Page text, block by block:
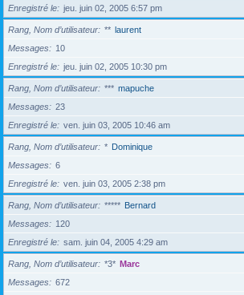
Enregistré le
jeu. juin 02, 2005 6:57 pm
Rang, Nom d’utilisateur ** laurent
Messages
10
Enregistré le
jeu. juin 02, 2005 10:30 pm
Rang, Nom d’utilisateur *** mapuche
Messages
23
Enregistré le
ven. juin 03, 2005 10:46 am
Rang, Nom d’utilisateur * Dominique
Messages
6
Enregistré le
ven. juin 03, 2005 2:38 pm
Rang, Nom d’utilisateur ***** Bernard
Messages
120
Enregistré le
sam. juin 04, 2005 4:29 am
Rang, Nom d’utilisateur *3* Marc
Messages
672